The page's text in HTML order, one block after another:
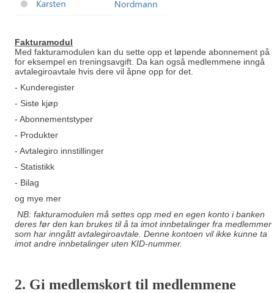
Fakturamodul
Med fakturamodulen kan du sette opp et løpende abonnement på
for eksempel en treningsavgift. Da kan også medlemmene inngå
avtalegiroavtale hvis dere vil åpne opp for det.
- Kunderegister
- Siste kjøp
- Abonnementstyper
- Produkter
- Avtalegiro innstillinger
- Statistikk
- Bilag
og mye mer
NB: fakturamodulen må settes opp med en egen konto i banken
deres før den kan brukes til å ta imot innbetalinger fra medlemmer
som har inngått avtalegiroavtale. Denne kontoen vil ikke kunne ta
imot andre innbetalinger uten KID-nummer.
2. Gi medlemskort til medlemmene